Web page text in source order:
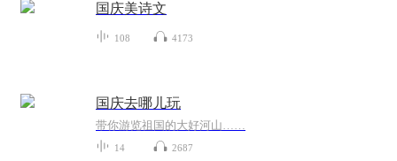
国庆美诗文
108 4173
国庆去哪儿玩
带你游览祖国的大好河山……
14 2687